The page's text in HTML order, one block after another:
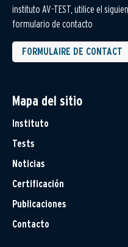
instituto AV-TEST, utilice el
formulario de contacto
FORMULAIRE DE CONTACT
Mapa del sitio
Instituto
Tests
Noticias
Certificación
Publicaciones
Contacto